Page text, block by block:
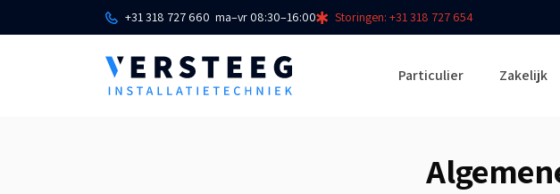
+31 318 727 660 ma–vr 08:30–16:00 Storingen: +31 318 727 654
Particulier Zakelijk